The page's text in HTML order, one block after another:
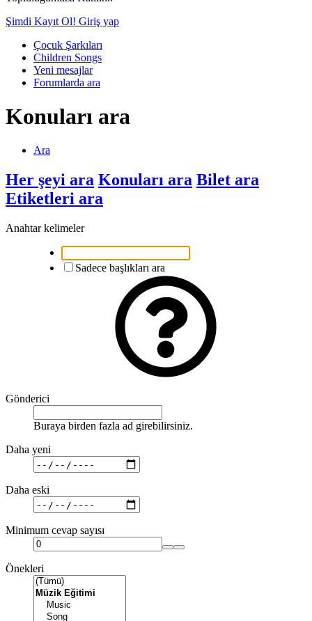
Şimdi Kayıt Ol! Giriş yap
Çocuk Şarkıları
Children Songs
Yeni mesajlar
Forumlarda ara
Konuları ara
Ara
Her şeyi ara Konuları ara Bilet ara
Etiketleri ara
Anahtar kelimeler
Sadece başlıkları ara
Gönderici
Buraya birden fazla ad girebilirsiniz.
Daha yeni
Daha eski
Minimum cevap sayısı
Önekleri